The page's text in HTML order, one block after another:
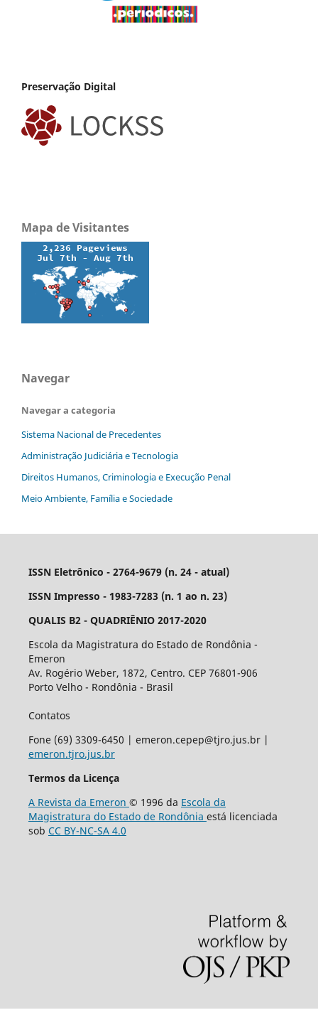
Preservação Digital
Mapa de Visitantes
Navegar
Navegar a categoria
Sistema Nacional de Precedentes
Administração Judiciária e Tecnologia
Direitos Humanos, Criminologia e Execução Penal
Meio Ambiente, Família e Sociedade
ISSN Eletrônico - 2764-9679 (n. 24 - atual)
ISSN Impresso - 1983-7283 (n. 1 ao n. 23)
QUALIS B2 - QUADRIÊNIO 2017-2020
Escola da Magistratura do Estado de Rondônia -
Emeron
Av. Rogério Weber, 1872, Centro. CEP 76801-906
Porto Velho - Rondônia - Brasil
Contatos
Fone (69) 3309-6450 | emeron.cepep@tjro.jus.br |
emeron.tjro.jus.br
Termos da Licença
A Revista da Emeron © 1996 da Escola da
Magistratura do Estado de Rondônia está licenciada
sob CC BY-NC-SA 4.0